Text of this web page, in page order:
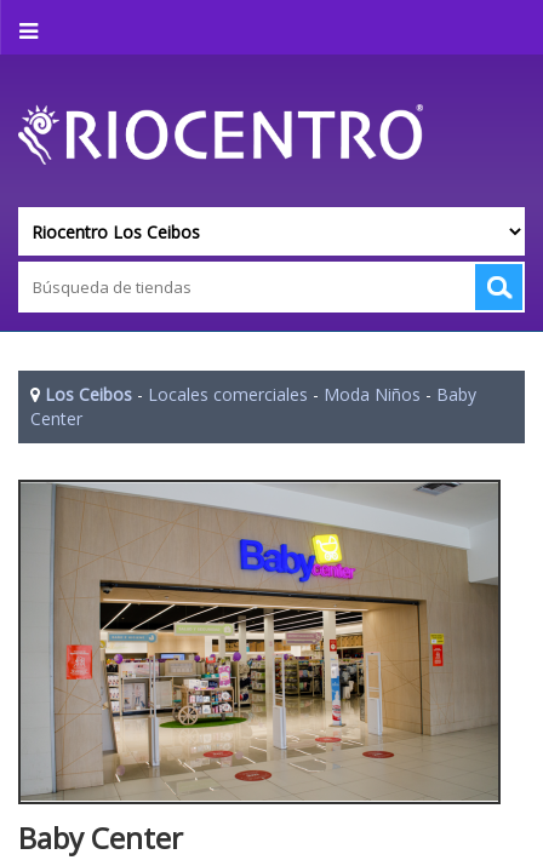
Los Ceibos - Locales comerciales - Moda Niños - Baby
Center
Baby Center